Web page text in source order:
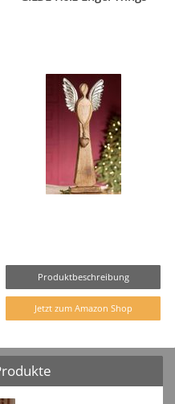
Produktbeschreibung
Jetzt zum Amazon Shop